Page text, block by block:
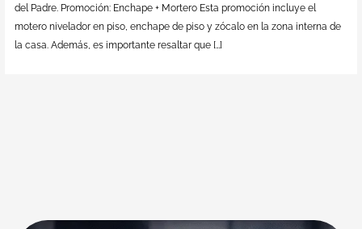
del Padre. Promoción: Enchape + Mortero Esta promoción incluye el
motero nivelador en piso, enchape de piso y zócalo en la zona interna de
la casa. Además, es importante resaltar que […]